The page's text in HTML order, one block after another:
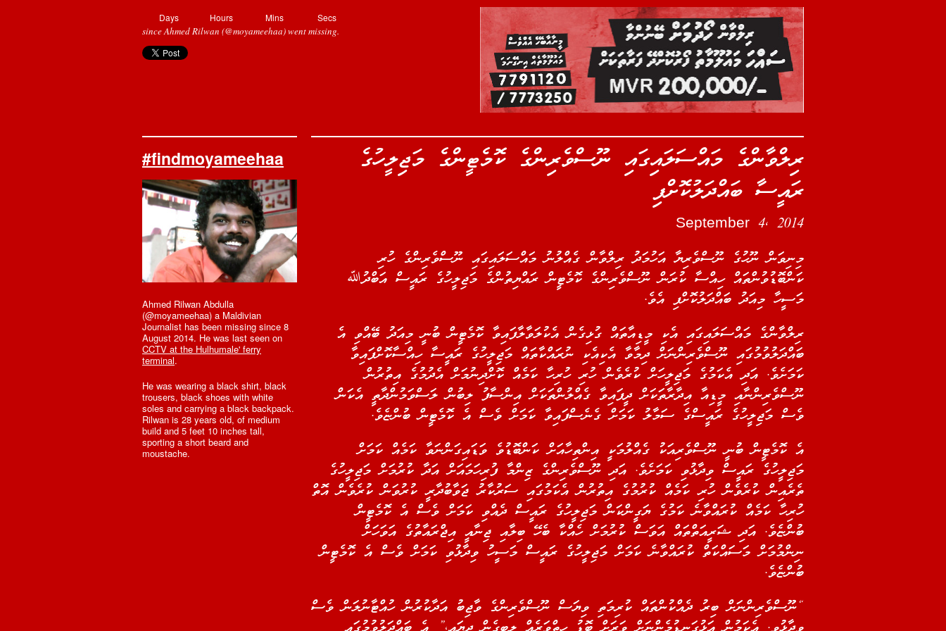
Days Hours Mins Secs
since Ahmed Rilwan (@moyameehaa) went missing.
#findmoyameehaa
Ahmed Rilwan Abdulla
(@moyameehaa) a Maldivian
Journalist has been missing since 8
August 2014. He was last seen on
CCTV at the Hulhumale' ferry
terminal.
He was wearing a black shirt, black
trousers, black shoes with white
soles and carrying a black backpack.
Rilwan is 28 years old, of medium
build and 5 feet 10 inches tall,
sporting a short beard and
moustache.
ރިލްވާންގެ މައްސަލައިގައި ނޫސްވެރިންގެ ކޮމެޓީންގެ މަޖިލީހުގެ
ރައީސާ ބައްދަލުކޮށްފި
September 4, 2014
މިނިވަން ނޫހުގެ ނޫސްވެރިޔާ އަހުމަދު ރިލްވާން ގެއްލުނު މައްސަލައިގައި ނޫސްވެރިންގެ ހުރި
ކަންބޮޑުވުންތައް ހިއްސާ ކުރަން ނޫސްވެރިންގެ ކޮމެޓީން ރައްޔިތުންގެ މަޖިލީހުގެ ރައީސް އަބްދުﷲ
މަސީހާ މިއަދު ބައްދަލުކޮށްފި އެވެ.
ރިލްވާންގެ މައްސަލައިގައި އެކި މީޑިއާތައް ގުޅިގެން އެކުލަވާލާފައިވާ ކޮމެޓީން ބުނީ މިއަދު ބޭއްވި އެ
ބައްދަލުވުމުގައި ނޫސްވެރިންނަށް ދިމާވާ އެކިއެކި ނުރައްކާތައް މަޖިލީހުގެ ރައީސާ ހިއްސާކޮށްފައިވާ
ކަމަށެވެ. އަދި އެކަމުގެ މަޖިލީހަށް ކުރެވެން ހުރި ހުރިހާ ކަމެއް ކޮށްދިނުމަށް އެދުމުގެ އިތުރުން
ނޫސްވެރިންނާއި މީޑިއާ އިދާރާތަކަށް ދީފައިވާ ގެއްލުންތަކަށް އިންސާފު ލިބުން ލަސްވަމުންދާތީ އެކަން
ވެސް މަޖިލީހުގެ ރައީސްގެ ސަމާލު ކަމަށް ގެނެސްފައިވާ ކަމަށް ވެސް އެ ކޮމެޓީން ބުންޏެވެ.
އެ ކޮމެޓީން ބުނީ ނޫސްވެރިއަކު ގެއްލުމަކީ އިންތިހާއަށް ކަންބޮޑުވެ ވަޑައިގަންނަވާ ކަމެއް ކަމަށް
މަޖިލީހުގެ ރައީސް ވިދާޅުވި ކަމަށެވެ. އަދި ނޫސްވެރިންގެ ޒިންމާ ފުރިހަމައަށް އަދާ ކުރުމަށް މަޖިލީހުގެ
ތެރެއިން ކުރެވެން ހުރި ކަމެއް ކުރުމުގެ އިތުރުން އެކަމުގައި ސަރުކާރު ޖަވާބުދާރީ ކުރުވަން ކުރެވެން އޮތް
ހުރިހާ ކަމެއް ކުރައްވާނެ ކަމުގެ ޔަގީންކަން މަޖިލީހުގެ ރައީސް ދެއްވި ކަމަށް ވެސް އެ ކޮމެޓީން
ބުންޏެވެ. އަދި ޝަރީއަތްތައް އަވަސް ކުރުމަށް ހެއްކާ ބެހޭ ބިލާއި ޖިނާއީ އިޖްރައާތުގެ އަވަހަށް
ނިންމުމަށް މަސައްކަތް ކުރައްވާނެ ކަމަށް މަޖިލީހުގެ ރައީސް މަސީހު ވިދާޅުވި ކަމަށް ވެސް އެ ކޮމެޓީން
ބުންޏެވެ.
“ނޫސްވެރިންނަށް ބިރު ދެއްކުންތައް ކުރިމަތި ވިޔަސް ނޫސްވެރިންގެ ވާޖިބު އަދާކުރުން ހުއްޓާނުލަން ވެސް